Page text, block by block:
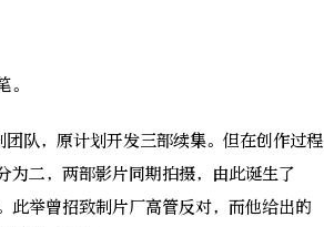
，原计划开发三部续集。但在创作过程
为二，两部影片同期拍摄，由此诞生了
此举曾招致制片厂高管反对，而他给出的